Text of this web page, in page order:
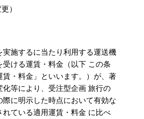
）
実施するに当たり利用する運送機
受ける運賃・料金（以下 この条
賃・料金」といいます。）が、著
化等により、受注型企画 旅行の
際に明示した時点において有効な
れている適用運賃・料金 に比べ